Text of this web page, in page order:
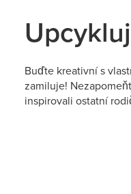
Buďte kreativní s
zamiluje!
inspirovali ostatní